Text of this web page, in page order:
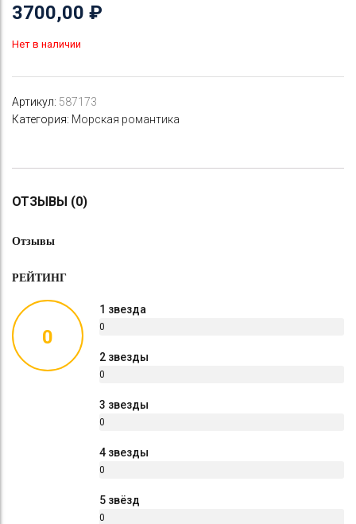
3700,00 ₽
Нет в наличии
Артикул: 587173
Категория: Морская романтика
ОТЗЫВЫ (0)
Отзывы
РЕЙТИНГ
0
1 звезда
0
2 звезды
0
3 звезды
0
4 звезды
0
5 звёзд
0